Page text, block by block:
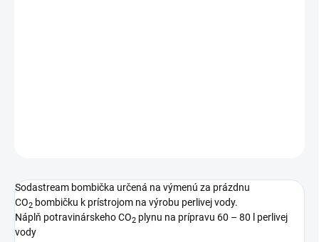
Sodastream bombička určená na výmenú za prázdnu
CO2 bombičku k prístrojom na výrobu perlivej vody.
Náplň potravinárskeho CO2 plynu na prípravu 60 – 80 l perlivej
vody